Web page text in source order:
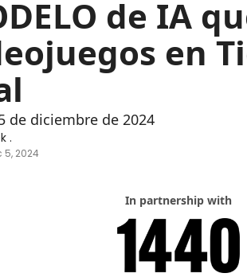
de IA
en
de diciembre de 2024
.
5, 2024
In partnership with